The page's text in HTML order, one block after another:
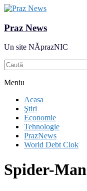
Praz News
Un site NĂprazNIC
Meniu
Acasa
Ştiri
Economie
Tehnologie
PrazNews
World Debt Clok
Spider-